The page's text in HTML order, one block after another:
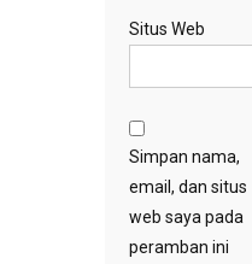
Situs Web
Simpan nama,
email, dan situs
web saya pada
peramban ini